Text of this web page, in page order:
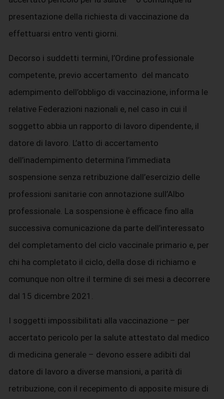
presentazione della richiesta di vaccinazione da
effettuarsi entro venti giorni.
Decorso i suddetti termini, l’Ordine professionale
competente, previo accertamento del mancato
adempimento dell’obbligo di vaccinazione, informa le
relative Federazioni nazionali e, nel caso in cui il
soggetto abbia un rapporto di lavoro dipendente, il
datore di lavoro. L’atto di accertamento
dell’inadempimento determina l’immediata
sospensione senza retribuzione dall’esercizio delle
professioni sanitarie con annotazione sull’Albo
professionale. La sospensione è efficace fino alla
successiva comunicazione da parte dell’interessato
del completamento del ciclo vaccinale primario e, per
chi ha completato il ciclo, della dose di richiamo e
comunque non oltre il termine di sei mesi a decorrere
dal 15 dicembre 2021.
I soggetti impossibilitati alla vaccinazione – per
accertato pericolo per la salute attestato dal medico
di medicina generale – devono essere adibiti dal
datore di lavoro a diverse mansioni, a parità di
retribuzione, con il recepimento di apposite misure di